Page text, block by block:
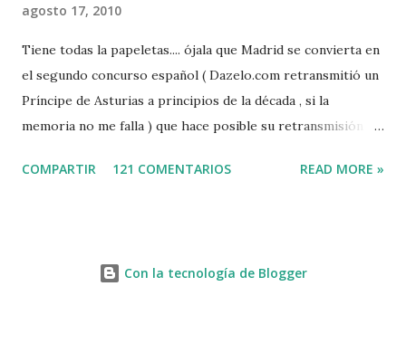
agosto 17, 2010
Tiene todas la papeletas.... ójala que Madrid se convierta en
el segundo concurso español ( Dazelo.com retransmitió un
Príncipe de Asturias a principios de la década , si la
memoria no me falla ) que hace posible su retransmisión via
mundo mundial...
COMPARTIR 121 COMENTARIOS READ MORE »
Con la tecnología de Blogger